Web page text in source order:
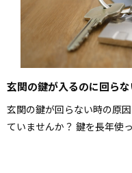
玄関の鍵が入るのに回ら
玄関の鍵が回らない時の原
ていませんか？ 鍵を長年使